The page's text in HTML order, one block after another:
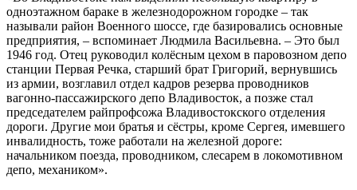
одноэтажном бараке в железнодорожном городке – так
называли район Военного шоссе, где базировались основные
предприятия, – вспоминает Людмила Васильевна. – Это был
1946 год. Отец руководил колёсным цехом в паровозном депо
станции Первая Речка, старший брат Григорий, вернувшись
из армии, возглавил отдел кадров резерва проводников
вагонно-пассажирского депо Владивосток, а позже стал
председателем райпрофсожа Владивостокского отделения
дороги. Другие мои братья и сёстры, кроме Сергея, имевшего
инвалидность, тоже работали на железной дороге:
начальником поезда, проводником, слесарем в локомотивном
депо, механиком».